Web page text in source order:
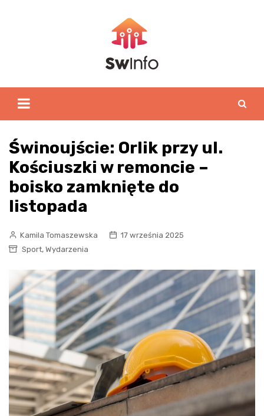
Świnoujście: Orlik przy ul.
Kościuszki w remoncie –
boisko zamknięte do
listopada
Kamila Tomaszewska
17 września 2025
Sport, Wydarzenia